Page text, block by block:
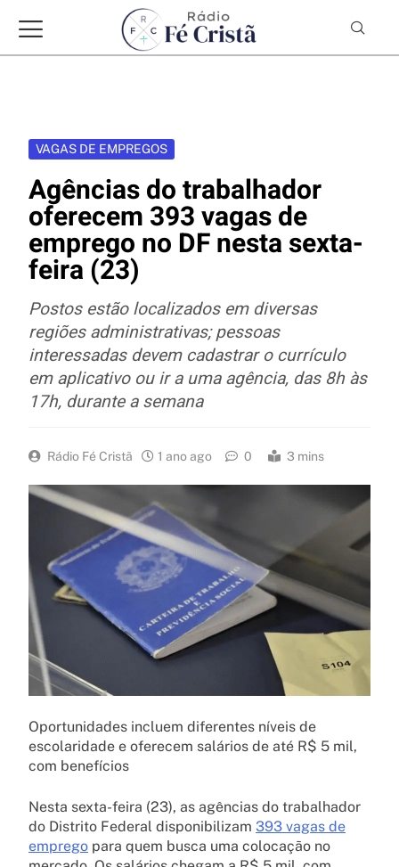
VAGAS DE EMPREGOS
Agências do trabalhador
oferecem 393 vagas de
emprego no DF nesta sexta-
feira (23)
Postos estão localizados em diversas
regiões administrativas; pessoas
interessadas devem cadastrar o currículo
em aplicativo ou ir a uma agência, das 8h às
17h, durante a semana
Rádio Fé Cristã 1 ano ago 0 3 mins
Oportunidades incluem diferentes níveis de
escolaridade e oferecem salários de até R$ 5 mil,
com benefícios
Nesta sexta-feira (23), as agências do trabalhador
do Distrito Federal disponibilizam 393 vagas de
emprego para quem busca uma colocação no